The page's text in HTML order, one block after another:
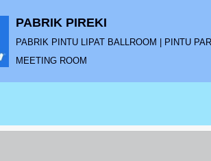
PABRIK PIREKI
PABRIK PINTU LIPAT BALLROOM | PINTU
MEETING ROOM